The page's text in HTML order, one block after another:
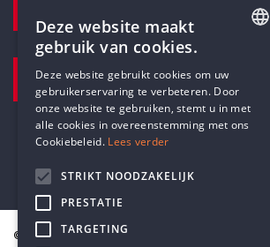
Pottenbrug 4
Antwerpen, 2000
© Humanistisch Verbond 2026
DUTCH
Deze website maakt
gebruik van cookies.
Deze website gebruikt cookies om uw
gebruikerservaring te verbeteren. Door
onze website te gebruiken, stemt u in met
alle cookies in overeenstemming met ons
Cookiebeleid. Lees verder
STRIKT NOODZAKELIJK
PRESTATIE
TARGETING